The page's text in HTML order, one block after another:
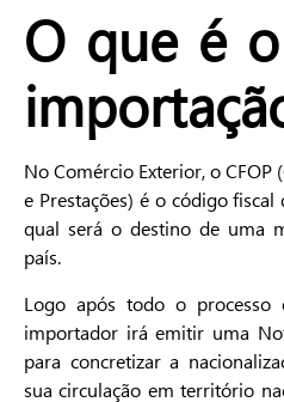
O que é
No Comércio Exterior, o CFOP
e Prestações) é o código
qual será o destino de uma
país.
Logo após todo o processo
importador irá emitir uma
para concretizar a
sua circulação em território